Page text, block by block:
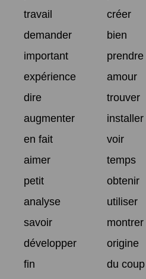
travail
créer
demander
bien
important
prendre
expérience
amour
dire
trouver
augmenter
installer
en fait
voir
aimer
temps
petit
obtenir
analyse
utiliser
savoir
montrer
développer
origine
fin
du coup